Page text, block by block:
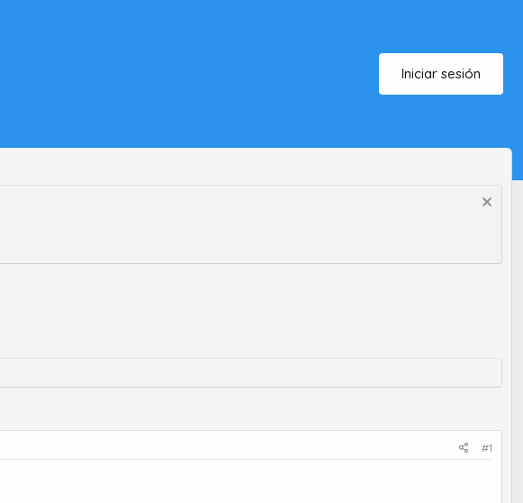
Iniciar sesión
#1